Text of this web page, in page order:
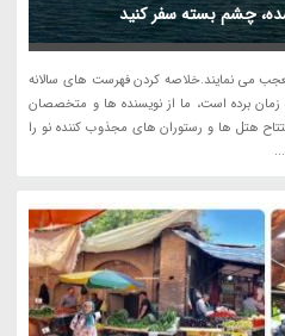
چشم بسته سفر کنید
می نمایند.خلاصه کردن فهرست های سالانه
برده است، ما از نویسنده ها و متخصصان
هتل ها و رستوران های مجذوب کننده نو را